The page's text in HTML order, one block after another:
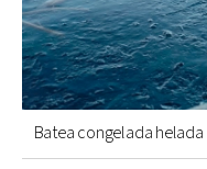
Batea congelada